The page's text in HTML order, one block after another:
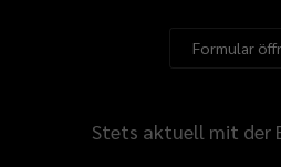
Formular
Stets aktuell mit der